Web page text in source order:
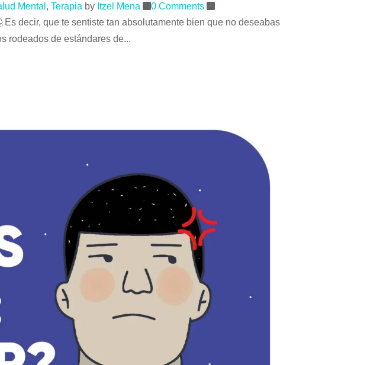
Mental , Terapia by Itzel Mena
0 Comments
decir, que te sentiste tan absolutamente bien que no deseabas
rodeados de estándares de...